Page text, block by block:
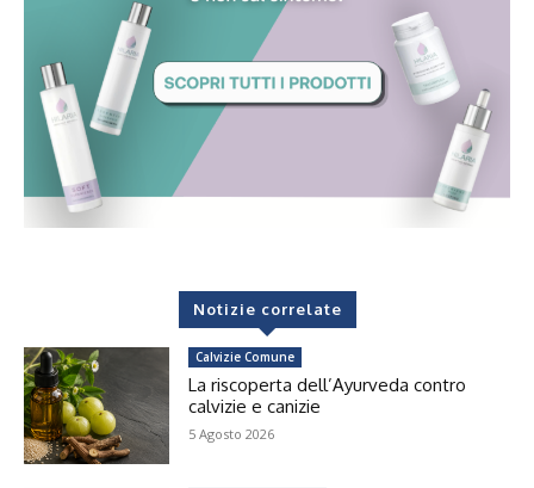
Notizie correlate
Calvizie Comune
La riscoperta dell’Ayurveda contro
calvizie e canizie
5 Agosto 2026